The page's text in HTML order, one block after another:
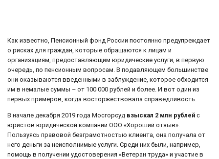
Как известно, Пенсионный фонд России постоянно предупреждает
о рисках для граждан, которые обращаются к лицам и
организациям, предоставляющим юридические услуги, в первую
очередь, по пенсионным вопросам. В подавляющем большинстве
они оказываются введенными в заблуждение, которое обходится
им в немалые суммы – от 100 000 рублей и более. И вот один из
первых примеров, когда восторжествовала справедливость.
В начале декабря 2019 года Мосгорсуд взыскал 2 млн рублей с
юристов юридической компании ООО «Хороший отзыв».
Пользуясь правовой безграмотностью клиента, она получала от
него деньги за неисполнимые услуги. Среди них были, например,
помощь в получении удостоверения «Ветеран труда» и участие в